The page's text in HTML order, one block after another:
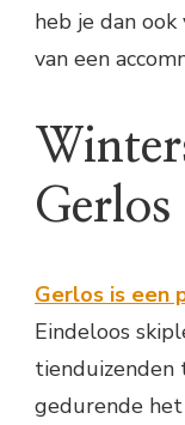
heb je dan
van een
Gerlos
Gerlos is een
Eindeloos
tienduizenden
gedurende het